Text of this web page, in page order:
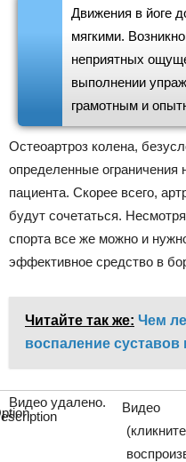
Движения в йоге
мягкими.
неприятных
выполнении
грамотным и
Остеоартроз колена,
определенные ограничения
пациента. Скорее всего,
будут сочетаться.
спорта все же можно и
эффективное средство в
Читайте так же: Чем
воспаление суставов
Видео удалено.
Видео